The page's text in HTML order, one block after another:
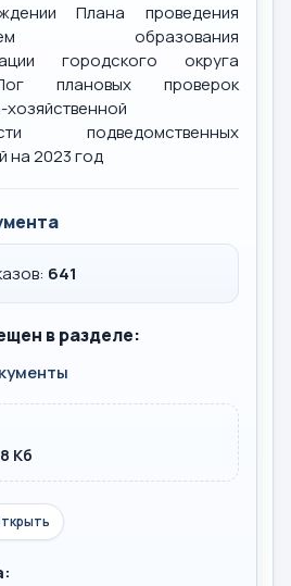
Плана проведения
образования
городского округа
плановых проверок
подведомственных
на 2023 год
641
в разделе:
Кб